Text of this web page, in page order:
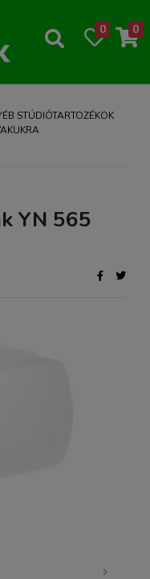
0 0
STÚDIÓTARTOZÉKOK
YN 565